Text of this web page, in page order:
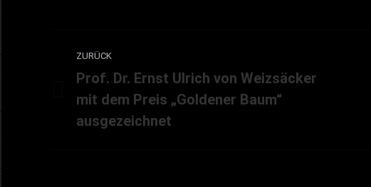
Kommentarnavigation
ZURÜCK
Vorheriger
Beitrag:
Prof. Dr. Ernst Ulrich von Weizsäcker
mit dem Preis „Goldener Baum“
ausgezeichnet